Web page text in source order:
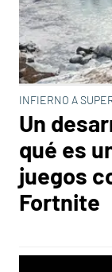
INFIERNO A
Un
qué es
juegos
Fortnite